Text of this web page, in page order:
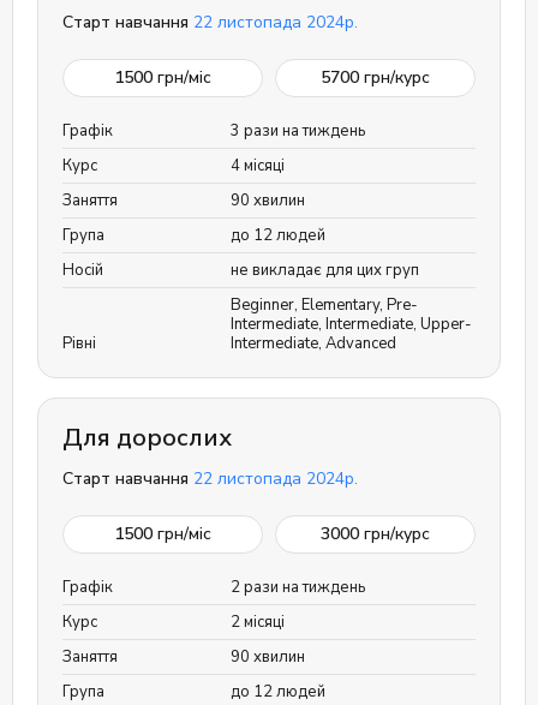
Старт навчання 22 листопада 2024р.
1500 грн/міс 5700 грн/курс
Графік
3 рази на тиждень
Курс
4 місяці
Заняття
90 хвилин
Група
до 12 людей
Носій
не викладає для цих груп
Рівні
Beginner, Elementary, Pre-
Intermediate, Intermediate, Upper-
Intermediate, Advanced
Для дорослих
Старт навчання 22 листопада 2024р.
1500 грн/міс 3000 грн/курс
Графік
2 рази на тиждень
Курс
2 місяці
Заняття
90 хвилин
Група
до 12 людей